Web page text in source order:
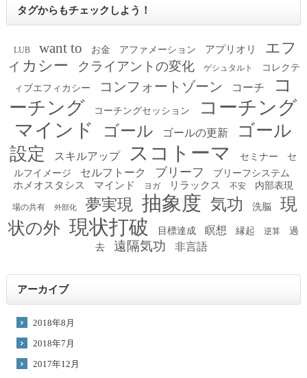
タグからもチェックしよう！
LUB want to お金 アファメーション アプリオリ
エフ
ィカシー
クライアントの変化 ゲシュタルト
コレクテ
ィブエフィカシー
コンフォートゾーン コーチ
コ
ーチング
コーチングセッション
コーチング
マインド
ゴール ゴールの更新
ゴール
設定
スキルアップ スコトーマ セミナー
セ
ルフイメージ
セルフトーク ブリーフ ブリーフシステム
ホメオスタシス マインド ヨガ リラックス 不安 内部表現
場の共有 外部化 夢実現 抽象度 気功 洗脳
現
状の外 現状打破 目標達成 瞑想 縁起 逆算
過
去
遠隔気功 非言語
アーカイブ
2018年8月
2018年7月
2017年12月